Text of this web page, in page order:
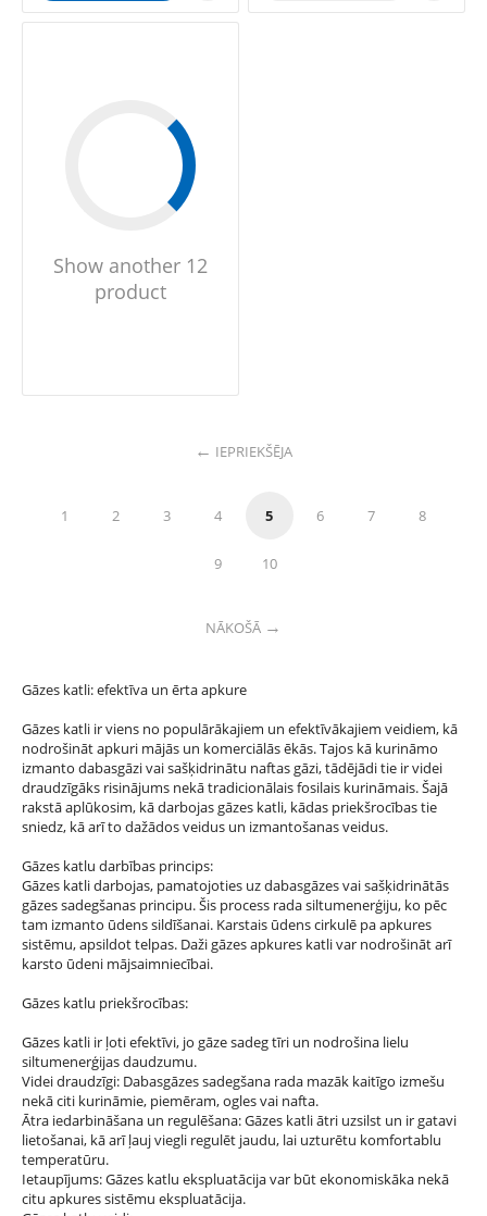
Show another 12
product
IEPRIEKŠĒJA
1 2 3 4 5 6 7 8
9 10
NĀKOŠĀ
Gāzes katli: efektīva un ērta apkure
Gāzes katli ir viens no populārākajiem un efektīvākajiem veidiem, kā
nodrošināt apkuri mājās un komerciālās ēkās. Tajos kā kurināmo
izmanto dabasgāzi vai sašķidrinātu naftas gāzi, tādējādi tie ir videi
draudzīgāks risinājums nekā tradicionālais fosilais kurināmais. Šajā
rakstā aplūkosim, kā darbojas gāzes katli, kādas priekšrocības tie
sniedz, kā arī to dažādos veidus un izmantošanas veidus.
Gāzes katlu darbības princips:
Gāzes katli darbojas, pamatojoties uz dabasgāzes vai sašķidrinātās
gāzes sadegšanas principu. Šis process rada siltumenerģiju, ko pēc
tam izmanto ūdens sildīšanai. Karstais ūdens cirkulē pa apkures
sistēmu, apsildot telpas. Daži gāzes apkures katli var nodrošināt arī
karsto ūdeni mājsaimniecībai.
Gāzes katlu priekšrocības:
Gāzes katli ir ļoti efektīvi, jo gāze sadeg tīri un nodrošina lielu
siltumenerģijas daudzumu.
Videi draudzīgi: Dabasgāzes sadegšana rada mazāk kaitīgo izmešu
nekā citi kurināmie, piemēram, ogles vai nafta.
Ātra iedarbināšana un regulēšana: Gāzes katli ātri uzsilst un ir gatavi
lietošanai, kā arī ļauj viegli regulēt jaudu, lai uzturētu komfortablu
temperatūru.
Ietaupījums: Gāzes katlu ekspluatācija var būt ekonomiskāka nekā
citu apkures sistēmu ekspluatācija.